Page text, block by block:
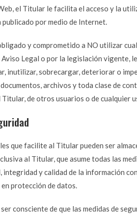
el Titular le facilita el acceso y la
por medio de Internet.
y comprometido a NO utilizar
Legal o por la legislación vigente,
inutilizar, sobrecargar, deteriorar o
archivos y toda clase de
de otros usuarios o de cualquier
que facilite al Titular pueden ser
al Titular, que asume todas las
integridad y calidad de la información
protección de datos.
consciente de que las medidas de